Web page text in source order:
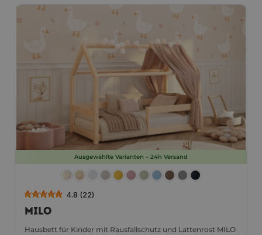
Ausgewählte Varianten – 24h Versand
4.8 (22)
MILO
Hausbett für Kinder mit Rausfallschutz und Lattenrost MILO